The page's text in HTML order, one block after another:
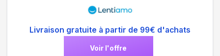
Livraison gratuite à partir de 99€ d'achats
Voir l'offre